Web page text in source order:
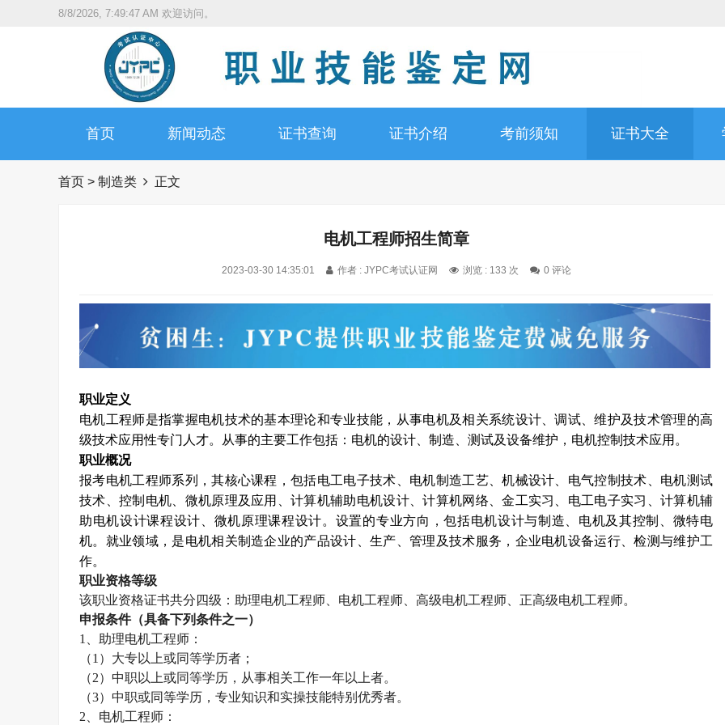
8/8/2026, 7:49:48 AM 欢迎访问。
首页 新闻动态 证书查询 证书介绍 考前须知 证书大全
首页 > 制造类 正文
电机工程师招生简章
2023-03-30 14:35:01 作者 : JYPC考试认证网 浏览 : 133 次 0 评论
职业定义
电机工程师是指掌握电机技术的基本理论和专业技能，从事电机及相关系统设计、调试、维护及技术管理的高
级技术应用性专门人才。从事的主要工作包括：电机的设计、制造、测试及设备维护，电机控制技术应用。
职业概况
报考电机工程师系列，其核心课程，包括电工电子技术、电机制造工艺、机械设计、电气控制技术、电机测试
技术、控制电机、微机原理及应用、计算机辅助电机设计、计算机网络、金工实习、电工电子实习、计算机辅
助电机设计课程设计、微机原理课程设计。设置的专业方向，包括电机设计与制造、电机及其控制、微特电
机。就业领域，是电机相关制造企业的产品设计、生产、管理及技术服务，企业电机设备运行、检测与维护工
作。
职业资格等级
该职业资格证书共分四级：助理电机工程师、电机工程师、高级电机工程师、正高级电机工程师。
申报条件（具备下列条件之一）
1
、助理电机工程师：
（1 ）大专以上或同等学历者；
（2）中职以上或同等学历，从事相关工作一年以上者。
（3）中职或同等学历，专业知识和实操技能特别优秀者。
2 、电机工程师：